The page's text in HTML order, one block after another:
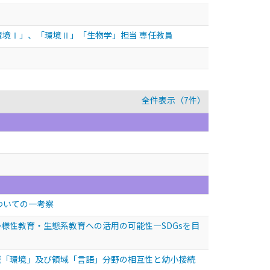
Ⅰ」、「環境Ⅱ」「生物学」担当 専任教員
全件表示（7件）
ての一考察
性教育・生態系教育への活用の可能性―SDGsを目
環境」及び領域「言語」分野の相互性と幼小接続